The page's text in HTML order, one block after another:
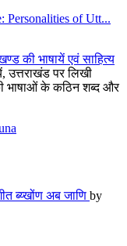
Personalities of Utt...
की भाषायें एवं साहित्य
उत्तराखंड पर लिखी
भाषाओं के कठिन शब्द और
ब्य्खोंण अब जाणि by